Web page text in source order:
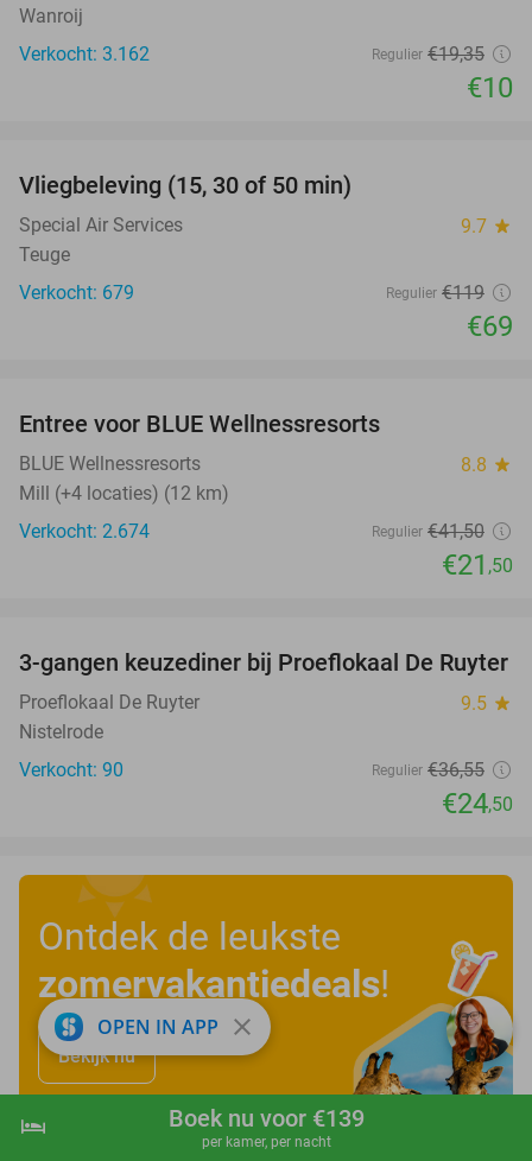
shopping_cart Boek nu
hotel Boek nu voor €139
per kamer, per nacht
Wanroij
Verkocht: 3.162
Regulier €19,35
€10
Vliegbeleving (15, 30 of 50 min)
Special Air Services 9.7 star
Teuge
Verkocht: 679
Regulier €119
€69
Entree voor BLUE Wellnessresorts
BLUE Wellnessresorts 8.8 star
Mill (+4 locaties) (12 km)
Verkocht: 2.674
Regulier €41,50
€21 ,50
33%
3-gangen keuzediner bij Proeflokaal De Ruyter
Proeflokaal De Ruyter 9.5 star
Nistelrode
Verkocht: 90
Regulier €36,55
€24,50
Ontdek de leukste
zomervakantiedeals!
Bekijk nu
OPEN IN APP close